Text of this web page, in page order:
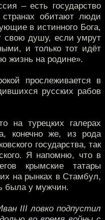
– есть государство
странах обитают люди
в истинного Бога,
свою душу, если умрут
и только тот идёт
жизнь на родине».
прослеживается в
русских рабов
на турецких галерах
конечно же, из рода
государства, так
Я напомню, что в
крымские татары
на рынках в Стамбул,
была у мужчин.
III ловко подпустил